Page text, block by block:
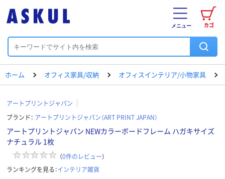
カゴ
メニュー
ホーム オフィス家具/収納 オフィスインテリア/小物家具
アートプリントジャパン
ブランド： アートプリントジャパン（ART PRINT JAPAN）
アートプリントジャパン NEWカラーボードフレーム ハガキサイズ
ナチュラル 1枚
（0件のレビュー）
ランキングを見る：インテリア雑貨